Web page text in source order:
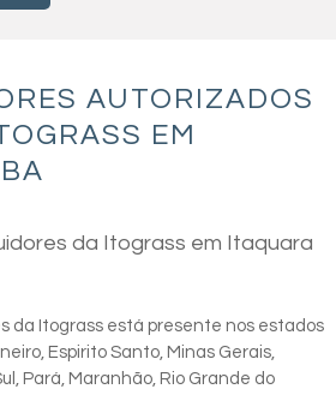
AUTORIZADOS
EM
da Itograss em Itaquara
da Itograss está presente nos estados
Espirito Santo, Minas Gerais,
Pará, Maranhão, Rio Grande do